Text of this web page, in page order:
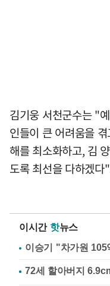
김기웅 서천군수는 "
인들이 큰 어려움을
해를 최소화하고, 김
도록 최선을 다하겠다
이시간 핫뉴스
이승기 "차가원